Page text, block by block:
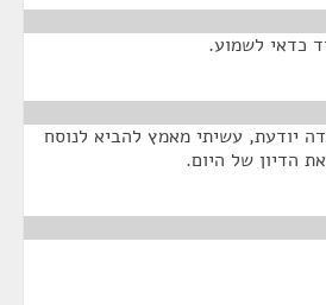
כדאי לשמוע.
יודעת, עשיתי מאמץ להביא לנוסח
הדיון של היום.